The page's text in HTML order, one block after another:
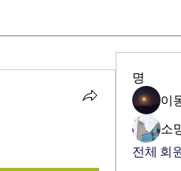
명
이
소
전체 회